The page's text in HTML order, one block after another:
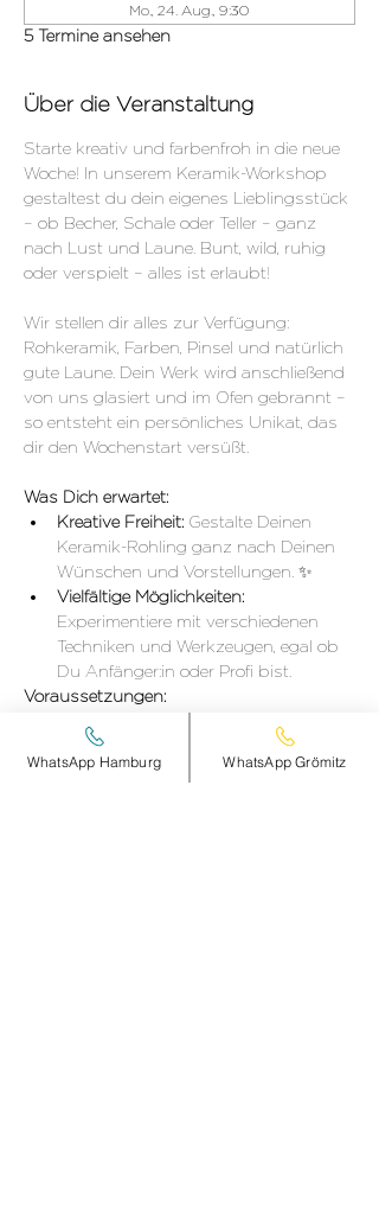
Mo., 24. Aug., 9:30
5 Termine ansehen
Über die Veranstaltung
Starte kreativ und farbenfroh in die neue
Woche! In unserem Keramik-Workshop
gestaltest du dein eigenes Lieblingsstück
– ob Becher, Schale oder Teller – ganz
nach Lust und Laune. Bunt, wild, ruhig
oder verspielt – alles ist erlaubt!
Wir stellen dir alles zur Verfügung:
Rohkeramik, Farben, Pinsel und natürlich
gute Laune. Dein Werk wird anschließend
von uns glasiert und im Ofen gebrannt –
so entsteht ein persönliches Unikat, das
dir den Wochenstart versüßt.
Was Dich erwartet:
Kreative Freiheit: Gestalte Deinen
Keramik-Rohling ganz nach Deinen
Wünschen und Vorstellungen. ✨
Vielfältige Möglichkeiten:
Experimentiere mit verschiedenen
Techniken und Werkzeugen, egal ob
Du Anfänger:in oder Profi bist.
Voraussetzungen:
DETAILS hier >
WhatsApp Hamburg WhatsApp Grömitz